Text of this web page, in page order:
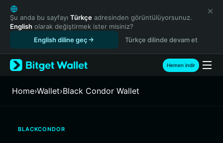
English
日本語
Tiếng Việt
Español (Latinoamérica)
Türkçe
Français
繁體中文
Şu anda bu sayfayı Türkçe adresinden görüntülüyorsunuz.
English olarak değiştirmek ister misiniz?
English diline geç
Türkçe dilinde devam et
Hemen indir
Home›Wallet›Black Condor Wallet
BLACKCONDOR